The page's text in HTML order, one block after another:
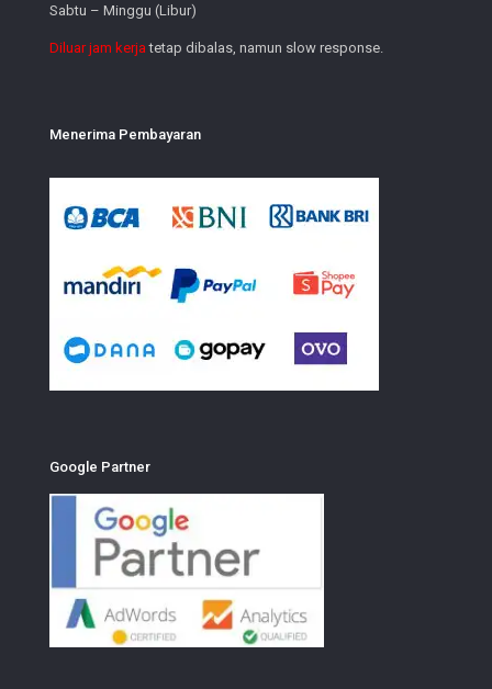
Sabtu – Minggu (Libur)
Diluar jam kerja tetap dibalas, namun slow response.
Menerima Pembayaran
Google Partner